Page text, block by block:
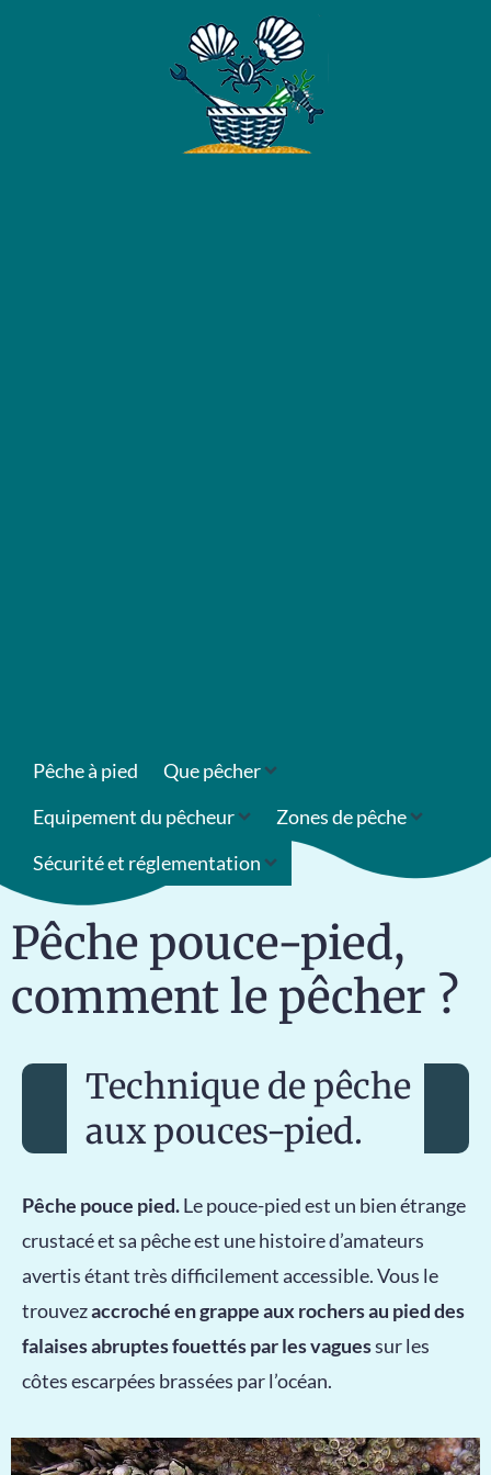
Pêche à pied
Que pêcher
Equipement du pêcheur
Zones de pêche
Sécurité et réglementation
Pêche pouce-pied,
comment le pêcher ?
Technique de pêche
aux pouces-pied.
Pêche pouce pied.Le pouce-pied est un bien étrange
crustacé et sa pêche est une histoire d’amateurs
avertis étant très difficilement accessible. Vous le
trouvezaccroché en grappe aux rochers au pied des
falaises abruptes fouettés par les vaguessur les
côtes escarpées brassées par l’océan.